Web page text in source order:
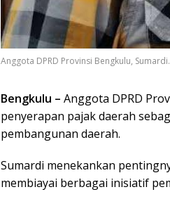
Anggota DPRD Provinsi Bengkulu, Sumardi.
Bengkulu – Anggota DPRD
penyerapan pajak daerah
pembangunan daerah.
Sumardi menekankan
membiayai berbagai inisiatif